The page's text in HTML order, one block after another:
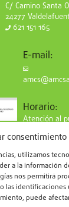
consentimiento
utilizamos
a la información
nos permitirá
las identificaciones
puede
C/ Camino Santa
24277
621 151 165
E-mail:
Horario:
Atención al
de 9 a 15h